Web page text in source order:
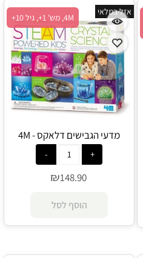
4M, מש' 1+, גיל 10+
אזל במלאי
מדעי הגבישים דלאקס - 4M
₪148.90
הוסף לסל